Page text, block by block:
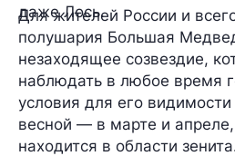
даже Лось.
Для жителей России и
полушария Большая
незаходящее созвездие,
наблюдать в любое время
условия для его
весной — в марте и апреле,
находится в области